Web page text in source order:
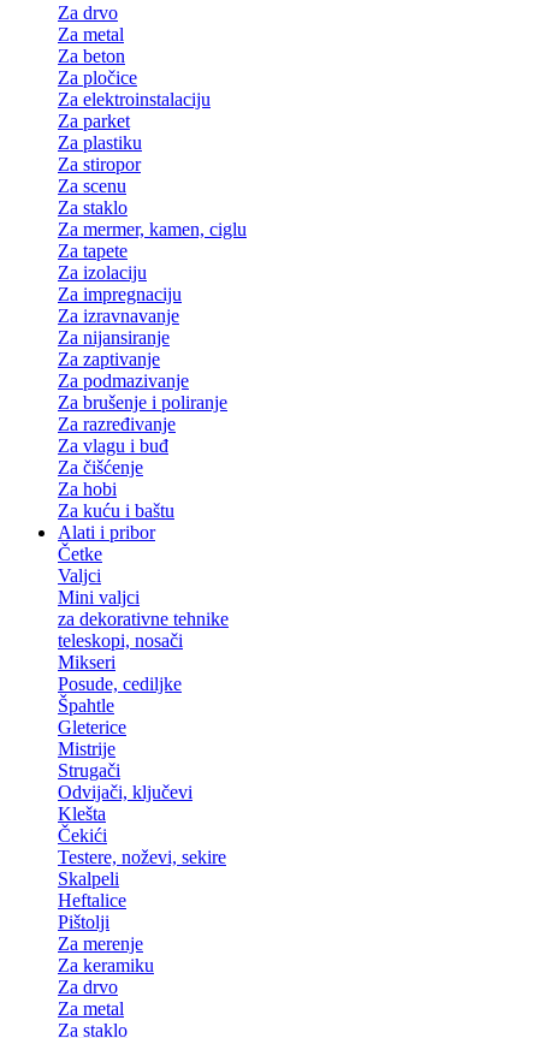
Za drvo
Za metal
Za beton
Za pločice
Za elektroinstalaciju
Za parket
Za plastiku
Za stiropor
Za scenu
Za staklo
Za mermer, kamen, ciglu
Za tapete
Za izolaciju
Za impregnaciju
Za izravnavanje
Za nijansiranje
Za zaptivanje
Za podmazivanje
Za brušenje i poliranje
Za razređivanje
Za vlagu i buđ
Za čišćenje
Za hobi
Za kuću i baštu
Alati i pribor
Četke
Valjci
Mini valjci
za dekorativne tehnike
teleskopi, nosači
Mikseri
Posude, cediljke
Špahtle
Gleterice
Mistrije
Strugači
Odvijači, ključevi
Klešta
Čekići
Testere, noževi, sekire
Skalpeli
Heftalice
Pištolji
Za merenje
Za keramiku
Za drvo
Za metal
Za staklo